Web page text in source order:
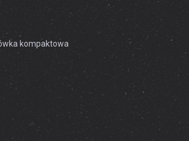
kompaktowa